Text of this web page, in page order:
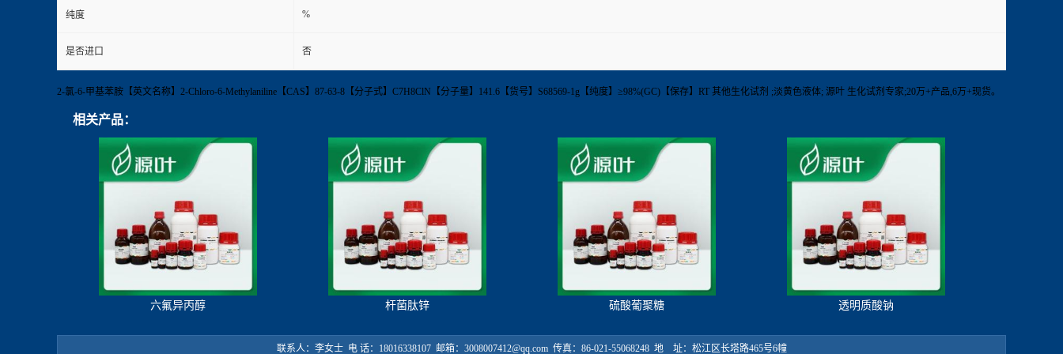
纯度 %
是否进口 否
2-氯-6-甲基苯胺【英文名称】2-Chloro-6-Methylaniline【CAS】87-63-8【分子式】C7H8ClN【分子量】141.6【货号】S68569-1g【纯度】≥98%(GC)【保存】RT 其他生化试剂 ;淡黄色液体; 源叶 生化试剂专家;20万+产品,6万+现货。
相关产品：
六氟异丙醇 杆菌肽锌 硫酸葡聚糖 透明质酸钠
联系人：李女士 电 话：18016338107 邮箱：3008007412@qq.com 传真：86-021-55068248 地 址：松江区长塔路465号6幢